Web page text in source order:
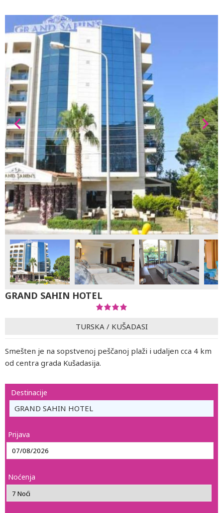
GRAND SAHIN HOTEL
TURSKA / KUŠADASI
Smešten je na sopstvenoj peščanoj plaži i udaljen cca 4 km
od centra grada Kušadasija.
Destinacije
GRAND SAHIN HOTEL
Prijava
Noćenja